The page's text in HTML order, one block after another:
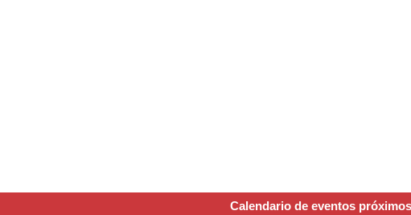
Calendario de eventos próximos